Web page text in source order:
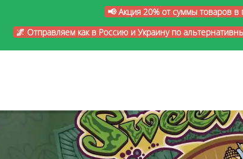
📢 Акция 20% от суммы товаров
🌌 Отправляем как в Россию и Украину по